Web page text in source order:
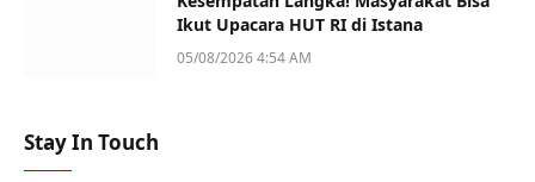
Ikut Upacara HUT RI di Istana
05/08/2026 4:54 AM
Stay In Touch